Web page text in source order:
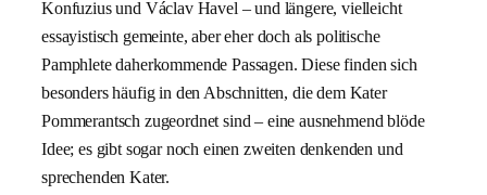
Konfuzius und Václav Havel – und längere, vielleicht
essayistisch gemeinte, aber eher doch als politische
Pamphlete daherkommende Passagen. Diese finden sich
besonders häufig in den Abschnitten, die dem Kater
Pommerantsch zugeordnet sind – eine ausnehmend blöde
Idee; es gibt sogar noch einen zweiten denkenden und
sprechenden Kater.